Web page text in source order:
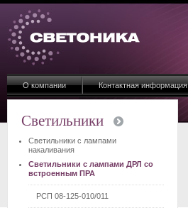
О компании Контактная информация
Светильники
Светильники с лампами
накаливания
Светильники с лампами ДРЛ со
встроенным ПРА
РСП 08-125-010/011